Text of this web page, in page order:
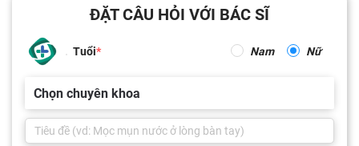
ĐẶT CÂU HỎI VỚI BÁC SĨ
Tuổi Nam Nữ
Chọn chuyên khoa